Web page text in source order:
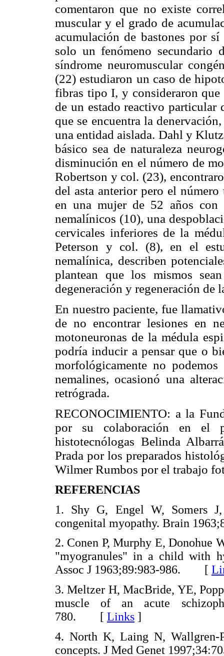
comentaron que no existe
muscular y el grado de
acumulación de bastones por
solo un fenómeno secundario
síndrome neuromuscular
(22) estudiaron un caso de
fibras tipo I, y consideraron
de un estado reactivo particular
que se encuentra la
una entidad aislada. Dahl y
básico sea de naturaleza
disminución en el número de
Robertson y col. (23),
del asta anterior pero el
en una mujer de 52 años con
nemalínicos (10), una
cervicales inferiores de la
Peterson y col. (8), en el
nemalínica, describen
plantean que los mismos
degeneración y regeneración de
En nuestro paciente, fue
de no encontrar lesiones en
motoneuronas de la médula
podría inducir a pensar que o
morfológicamente no
nemalines, ocasionó una
retrógrada.
RECONOCIMIENTO: a la
por su colaboración en el
histotecnólogas Belinda
Prada por los preparados
Wilmer Rumbos por el trabajo
REFERENCIAS
1. Shy G, Engel W, Somers
congenital myopathy. Brain
2. Conen P, Murphy E, Donohue
"myogranules" in a child with
Assoc J 1963;89:983-986. [
3. Meltzer H, MacBride, YE,
muscle of an acute
780. [ Links ]
4. North K, Laing N, Wallgren-
concepts. J Med Genet